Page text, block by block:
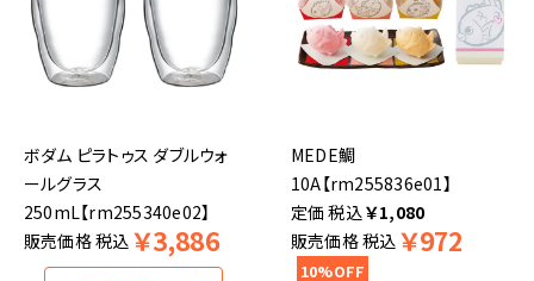
ボダム ピラトゥス ダブルウォ
ールグラス
250mL【rm255340e02】
販売価格税込 ￥3,886
MEDE鯛
10A【rm255836e01】
税込￥1,080
販売価格税込 ￥972
10%OFF